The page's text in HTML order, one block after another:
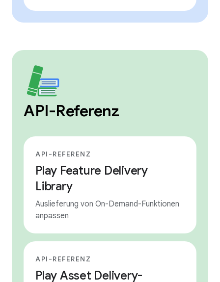
API-Referenz
API-REFERENZ
Play Feature Delivery
Library
Auslieferung von On-Demand-Funktionen
anpassen
API-REFERENZ
Play Asset Delivery-